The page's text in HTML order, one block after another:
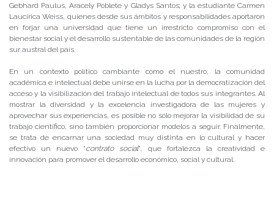
Gebhard Paulus, Aracely Poblete y Gladys Santos; y la estudiante Carmen
Laucirica Weiss, quienes desde sus ámbitos y responsabilidades aportaron
en forjar una universidad que tiene un irrestricto compromiso con el
bienestar social y el desarrollo sustentable de las comunidades de la región
sur austral del país.
En un contexto político cambiante como el nuestro, la comunidad
académica e intelectual debe unirse en la lucha por la democratización del
acceso y la visibilización del trabajo intelectual de todos sus integrantes. Al
mostrar la diversidad y la excelencia investigadora de las mujeres y
aprovechar sus experiencias, es posible no sólo mejorar la visibilidad de su
trabajo científico, sino también proporcionar modelos a seguir. Finalmente,
se trata de encarnar una sociedad muy distinta en lo cultural y hacer
efectivo un nuevo “contrato social”, que fortalezca la creatividad e
innovación para promover el desarrollo económico, social y cultural.